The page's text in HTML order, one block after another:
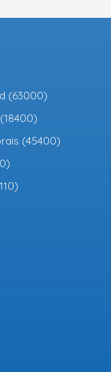
(63000)
(45400)